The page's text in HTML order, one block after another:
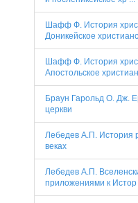
Шафф Ф. История
Доникейское
Шафф Ф. История
Апостольское
Браун Гарольд О. Дж.
церкви
Лебедев А.П. История
веках
Лебедев А.П.
приложениями к Истор